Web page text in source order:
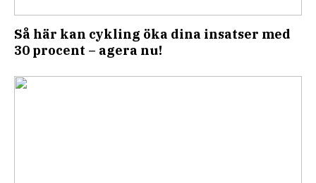
Så här kan cykling öka dina insatser med
30 procent – agera nu!